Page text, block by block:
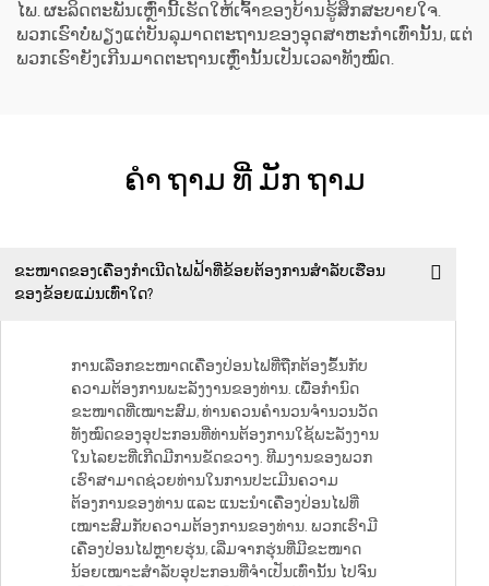
ໄພ. ຜະລິດຕະພັນເຫຼົ່ານີ້ເຮັດໃຫ້ເຈົ້າຂອງບ້ານຮູ້ສຶກສະບາຍໃຈ.
ພວກເຮົາບໍ່ພຽງແຕ່ບັນລຸມາດຕະຖານຂອງອຸດສາຫະກຳເທົ່ານັ້ນ, ແຕ່
ພວກເຮົາຍັງເກີນມາດຕະຖານເຫຼົ່ານັ້ນເປັນເວລາທັງໝົດ.
ຄໍາ ຖາມ ທີ່ ມັກ ຖາມ
ຂະໜາດຂອງເຄື່ອງກຳເນີດໄຟຟ້າທີ່ຂ້ອຍຕ້ອງການສຳລັບເຮືອນ
ຂອງຂ້ອຍແມ່ນເທົ່າໃດ?
ການເລືອກຂະໜາດເຄື່ອງປ່ອນໄຟທີ່ຖືກຕ້ອງຂຶ້ນກັບ
ຄວາມຕ້ອງການພະລັງງານຂອງທ່ານ. ເພື່ອກຳນົດ
ຂະໜາດທີ່ເໝາະສົມ, ທ່ານຄວນຄຳນວນຈຳນວນວັດ
ທັງໝົດຂອງອຸປະກອນທີ່ທ່ານຕ້ອງການໃຊ້ພະລັງງານ
ໃນໄລຍະທີ່ເກີດມີການຂັດຂວາງ. ທີມງານຂອງພວກ
ເຮົາສາມາດຊ່ວຍທ່ານໃນການປະເມີນຄວາມ
ຕ້ອງການຂອງທ່ານ ແລະ ແນະນຳເຄື່ອງປ່ອນໄຟທີ່
ເໝາະສົມກັບຄວາມຕ້ອງການຂອງທ່ານ. ພວກເຮົາມີ
ເຄື່ອງປ່ອນໄຟຫຼາຍຮຸ່ນ, ເລີ່ມຈາກຮຸ່ນທີ່ມີຂະໜາດ
ນ້ອຍເໝາະສຳລັບອຸປະກອນທີ່ຈຳເປັນເທົ່ານັ້ນ ໄປຈົນ